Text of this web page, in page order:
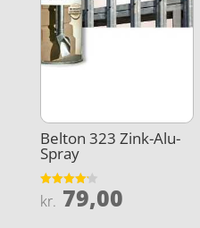
Belton 323 Zink-Alu-
Spray
Vurderet
4.2
kr. 79,00